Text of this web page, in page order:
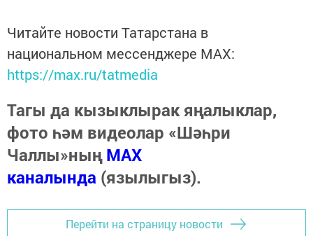
Читайте новости Татарстана в
национальном мессенджере MАХ:
https://max.ru/tatmedia
Тагы да кызыклырак яңалыклар,
фото һәм видеолар «Шәһри
Чаллы»ныңMAX
каналында (язылыгыз).
Перейти на страницу новости